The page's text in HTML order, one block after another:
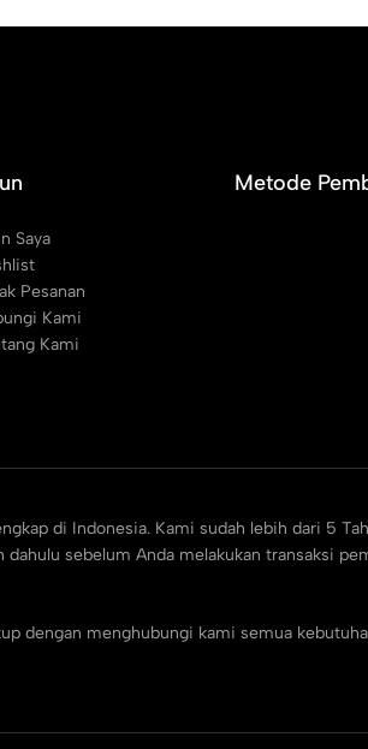
Saya
Pesanan
Kami
Kami
Metode
di Indonesia. Kami sudah lebih dari 5
sebelum Anda melakukan transaksi
dengan menghubungi kami semua